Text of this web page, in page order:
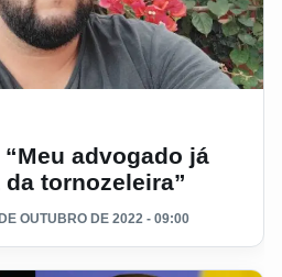
advogado já
tornozeleira”
OUTUBRO DE 2022 - 09:00